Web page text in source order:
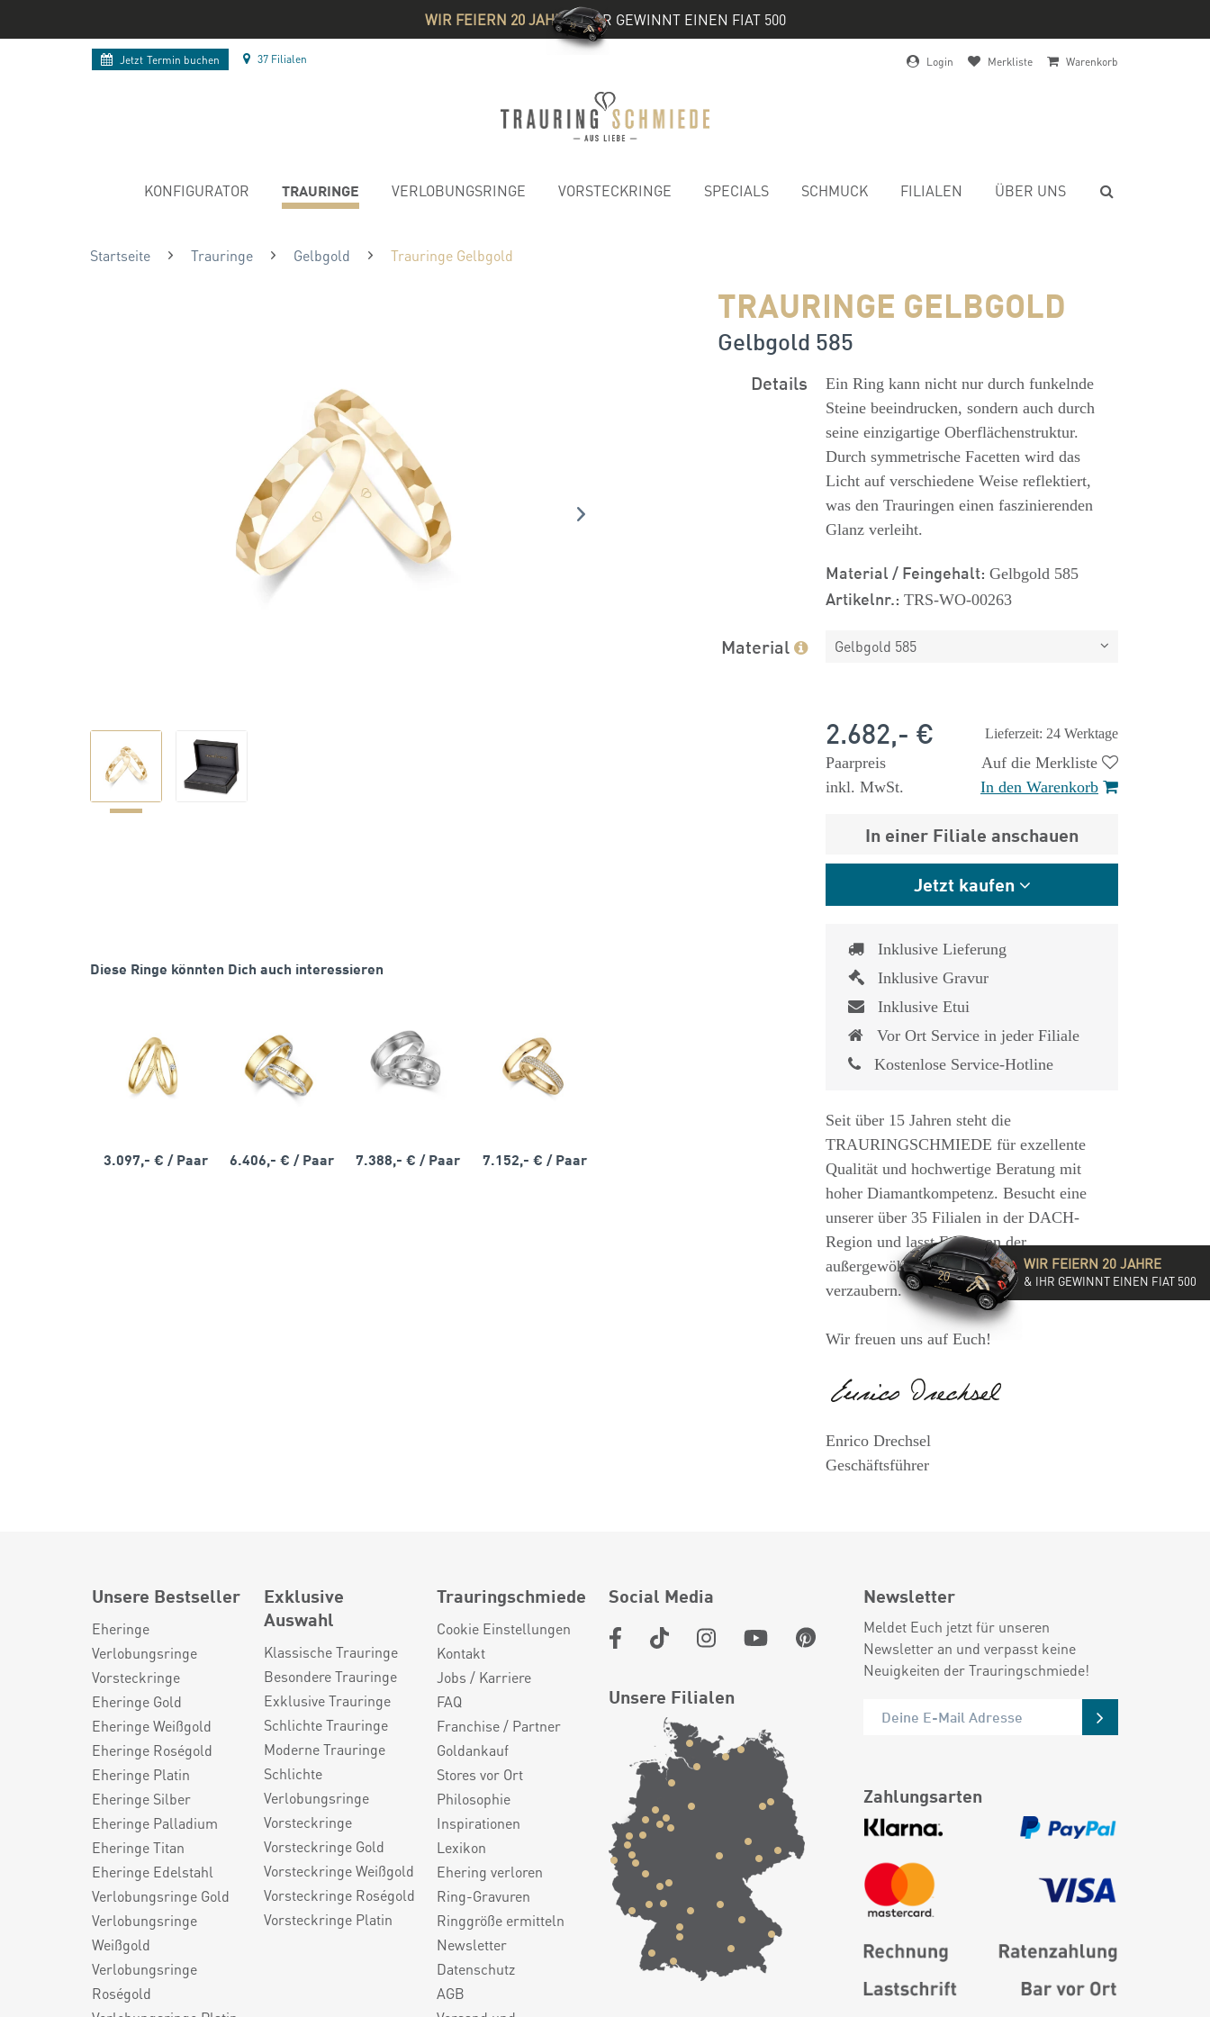
WIR FEIERN 20 JAHRE& IHR GEWINNT EINEN FIAT 500
Jetzt Termin buchen 37 Filialen Login Merkliste Warenkorb
KONFIGURATOR TRAURINGE VERLOBUNGSRINGE VORSTECKRINGE SPECIALS SCHMUCK FILIALEN ÜBER UNS
Startseite Trauringe Gelbgold Trauringe Gelbgold
TRAURINGE GELBGOLD
Gelbgold 585
Diese Ringe könnten Dich auch interessieren
3.097,- € / Paar 6.406,- €/ Paar 7.388,- €/ Paar 7.152,- € / Paar
Details
Ein Ring kann nicht nur durch funkelnde
Steine beeindrucken, sondern auch durch
seine einzigartige Oberflächenstruktur.
Durch symmetrische Facetten wird das
Licht auf verschiedene Weise reflektiert,
was den Trauringen einen faszinierenden
Glanz verleiht.
Material / Feingehalt: Gelbgold 585
Artikelnr.: TRS-WO-00263
Material Gelbgold 585
Lieferzeit: 24 Werktage
2.682,- €
Paarpreis
inkl. MwSt.
Auf die Merkliste
In den Warenkorb
In einer Filiale anschauen
Jetzt kaufen
Inklusive Lieferung
Inklusive Gravur
Inklusive Etui
Vor Ort Service in jeder Filiale
Kostenlose Service-Hotline
Seit über 15 Jahren steht die
TRAURINGSCHMIEDE für exzellente
Qualität und hochwertige Beratung mit
hoher Diamantkompetenz. Besucht eine
unserer über 35 Filialen in der DACH-
Region und lasst Euch von der
außergewöhnlichen Vielfalt unserer Ringe
verzaubern.
Wir freuen uns auf Euch!
Enrico Drechsel
Geschäftsführer
Unsere Bestseller
Eheringe
Verlobungsringe
Vorsteckringe
Eheringe Gold
Eheringe Weißgold
Eheringe Roségold
Eheringe Platin
Eheringe Silber
Eheringe Palladium
Eheringe Titan
Eheringe Edelstahl
Verlobungsringe Gold
Verlobungsringe
Weißgold
Verlobungsringe
Roségold
Exklusive
Auswahl
Klassische Trauringe
Besondere Trauringe
Exklusive Trauringe
Schlichte Trauringe
Moderne Trauringe
Schlichte
Verlobungsringe
Vorsteckringe
Vorsteckringe Gold
Vorsteckringe Weißgold
Vorsteckringe Roségold
Vorsteckringe Platin
Trauringschmiede
Cookie Einstellungen
Kontakt
Jobs / Karriere
FAQ
Franchise / Partner
Goldankauf
Stores vor Ort
Philosophie
Inspirationen
Lexikon
Ehering verloren
Ring-Gravuren
Ringgröße ermitteln
Newsletter
Datenschutz
AGB
Social Media
Unsere Filialen
Newsletter
Meldet Euch jetzt für unseren
Newsletter an und verpasst keine
Neuigkeiten der Trauringschmiede!
Zahlungsarten
WIR FEIERN 20 JAHRE
& IHR GEWINNT EINEN FIAT 500